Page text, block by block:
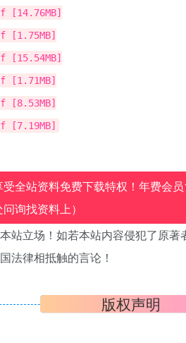
[14.76MB]
[1.75MB]
[15.54MB]
[1.71MB]
[8.53MB]
[7.19MB]
全站资料免费下载特权！年费会
询找资料上）
站立场！如若本站内容侵犯了原
法律相抵触的言论！
版权声明